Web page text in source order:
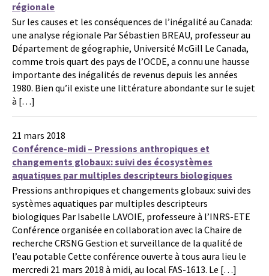
régionale
Sur les causes et les conséquences de l’inégalité au Canada:
une analyse régionale Par Sébastien BREAU, professeur au
Département de géographie, Université McGill Le Canada,
comme trois quart des pays de l’OCDE, a connu une hausse
importante des inégalités de revenus depuis les années
1980. Bien qu’il existe une littérature abondante sur le sujet
à […]
21 mars 2018
Conférence-midi – Pressions anthropiques et
changements globaux: suivi des écosystèmes
aquatiques par multiples descripteurs biologiques
Pressions anthropiques et changements globaux: suivi des
systèmes aquatiques par multiples descripteurs
biologiques Par Isabelle LAVOIE, professeure à l’INRS-ETE
Conférence organisée en collaboration avec la Chaire de
recherche CRSNG Gestion et surveillance de la qualité de
l’eau potable Cette conférence ouverte à tous aura lieu le
mercredi 21 mars 2018 à midi, au local FAS-1613. Le […]